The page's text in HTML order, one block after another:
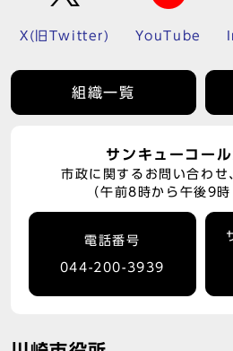
X(旧Twitter) YouTube
組織一覧
サンキューコー
市政に関するお問い合わせ
（午前8時から午後9
電話番号
044-200-3939